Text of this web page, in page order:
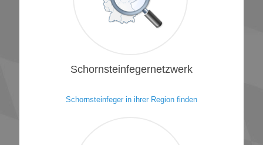
Schornsteinfegernetzwerk
Schornsteinfeger in ihrer Region finden